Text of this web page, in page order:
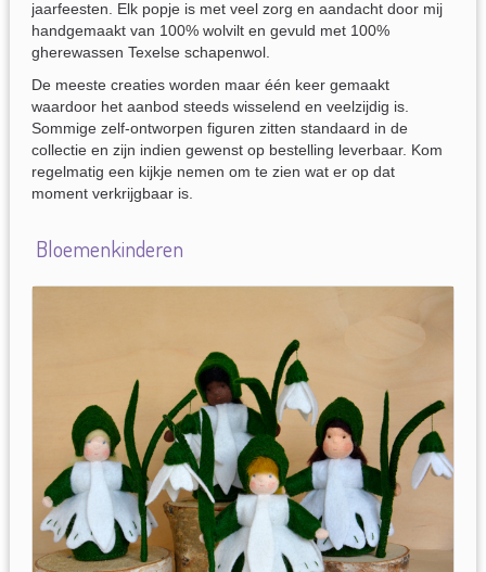
jaarfeesten. Elk popje is met veel zorg en aandacht door mij
handgemaakt van 100% wolvilt en gevuld met 100%
gherewassen Texelse schapenwol.
De meeste creaties worden maar één keer gemaakt
waardoor het aanbod steeds wisselend en veelzijdig is.
Sommige zelf-ontworpen figuren zitten standaard in de
collectie en zijn indien gewenst op bestelling leverbaar. Kom
regelmatig een kijkje nemen om te zien wat er op dat
moment verkrijgbaar is.
Bloemenkinderen